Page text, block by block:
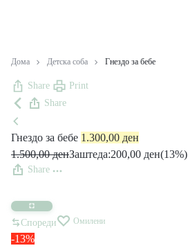
Дома Детска соба Гнездо за бебе
Share
Print
Share
Гнездо за бебе 1.300,00 ден
1.500,00денЗаштеда:200,00 ден(13%)
Share
Спореди Омилени
-13%